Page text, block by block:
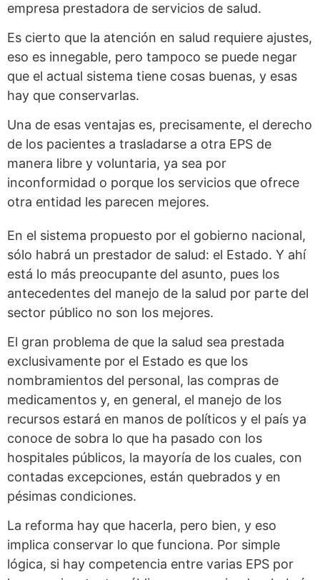
empresa prestadora de servicios de salud.
Es cierto que la atención en salud requiere ajustes,
eso es innegable, pero tampoco se puede negar
que el actual sistema tiene cosas buenas, y esas
hay que conservarlas.
Una de esas ventajas es, precisamente, el derecho
de los pacientes a trasladarse a otra EPS de
manera libre y voluntaria, ya sea por
inconformidad o porque los servicios que ofrece
otra entidad les parecen mejores.
En el sistema propuesto por el gobierno nacional,
sólo habrá un prestador de salud: el Estado. Y ahí
está lo más preocupante del asunto, pues los
antecedentes del manejo de la salud por parte del
sector público no son los mejores.
El gran problema de que la salud sea prestada
exclusivamente por el Estado es que los
nombramientos del personal, las compras de
medicamentos y, en general, el manejo de los
recursos estará en manos de políticos y el país ya
conoce de sobra lo que ha pasado con los
hospitales públicos, la mayoría de los cuales, con
contadas excepciones, están quebrados y en
pésimas condiciones.
La reforma hay que hacerla, pero bien, y eso
implica conservar lo que funciona. Por simple
lógica, si hay competencia entre varias EPS por